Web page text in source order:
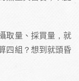
取量、採買量，就
四組？想到就頭昏